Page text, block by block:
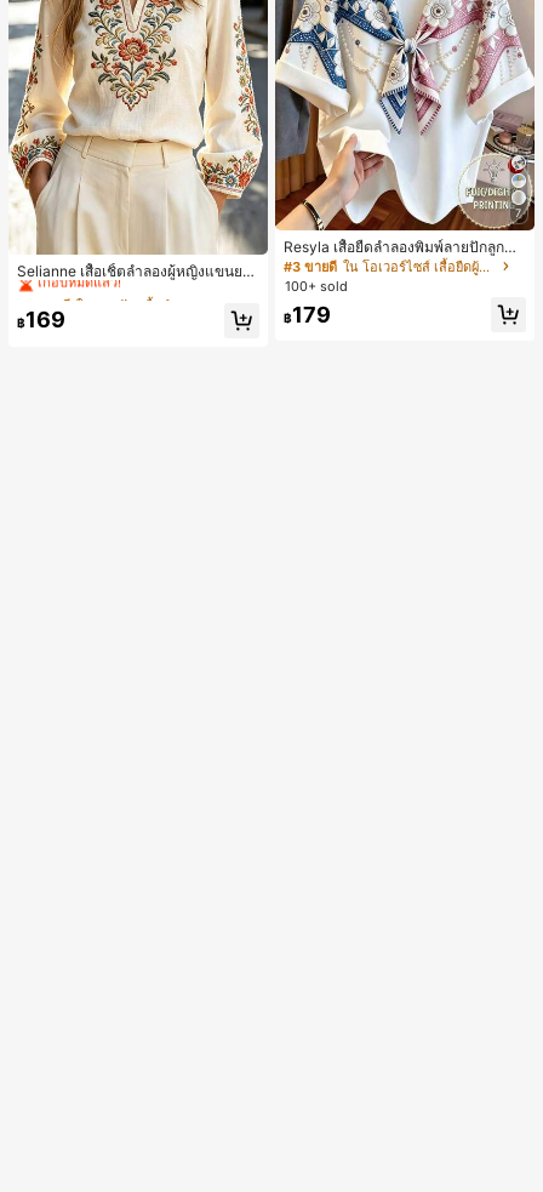
Selianne เสื้อเชิ้ตลำลองผู้หญิงแขนยา
ว คอวีเว้า ลายดอกไม้
#2 ขายดี
ใน งานปัก เสื้อทำงาน
เกือบหมดแล้ว!
#2 ขายดี ใน งานปัก เสื้อทำงาน
เกือบหมดแล้ว!
#2 ขายดี ใน งานปัก เสื้อทำงาน
เกือบหมดแล้ว!
#2 ขายดี
฿169
7
Resyla เสื้อยืดลำลองพิมพ์ลายปักลูกปัด
รูปโบว์ขนาดใหญ่สำหรับผู้หญิง
#3 ขายดี
ใน โอเวอร์ไซส์ เสื้อยืดผู้หญิง
100+ sold
฿179